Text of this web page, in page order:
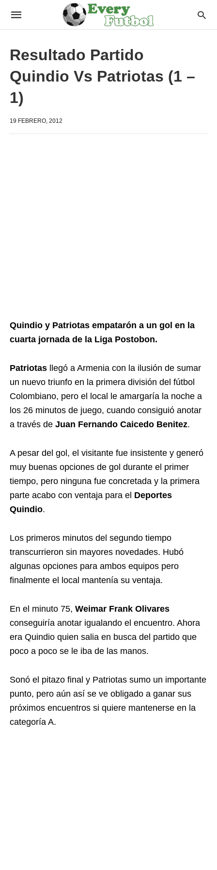
Resultado Partido
Quindio Vs Patriotas (1 –
1)
19 FEBRERO, 2012
Quindio y Patriotas empatarón a un gol en la
cuarta jornada de la Liga Postobon.
Patriotas llegó a Armenia con la ilusión de sumar
un nuevo triunfo en la primera división del fútbol
Colombiano, pero el local le amargaría la noche a
los 26 minutos de juego, cuando consiguió anotar
a través de Juan Fernando Caicedo Benitez.
A pesar del gol, el visitante fue insistente y generó
muy buenas opciones de gol durante el primer
tiempo, pero ninguna fue concretada y la primera
parte acabo con ventaja para el Deportes
Quindio.
Los primeros minutos del segundo tiempo
transcurrieron sin mayores novedades. Hubó
algunas opciones para ambos equipos pero
finalmente el local mantenía su ventaja.
En el minuto 75, Weimar Frank Olivares
conseguiría anotar igualando el encuentro. Ahora
era Quindio quien salia en busca del partido que
poco a poco se le iba de las manos.
Sonó el pitazo final y Patriotas sumo un importante
punto, pero aún así se ve obligado a ganar sus
próximos encuentros si quiere mantenerse en la
categoría A.